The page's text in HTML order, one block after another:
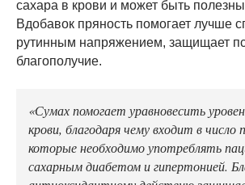
сахара в крови и может быть
Вдобавок пряность помогает лучше
рутинным напряжением, защищает
благополучие.
«Сумах помогает уравновесить
крови, благодаря чему входит в число
которые необходимо употреблять
сахарным диабетом и гипертонией.